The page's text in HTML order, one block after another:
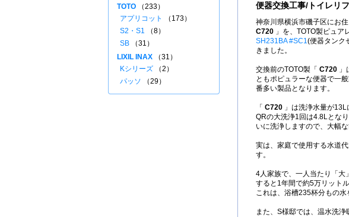
便器交換工事/トイレリ
神奈川県横浜市磯子区にお
C720 」を、TOTO製ピュア
SH231BA #SC1(便器タンク
きました。
交換前のTOTO製「 C720
ともポピュラーな便器で一
番多い製品となります。
「 C720 」は洗浄水量が
QRの大洗浄1回は4.8Lとな
いに洗浄しますので、大幅な
実は、家庭で使用する水道
す。
4人家族で、一人当たり「大
すると1年間で約5万リット
これは、浴槽235杯分もの水
また、S様邸では、温水洗
TOTO （233）
アプリコット
（173）
S2・S1 （8）
SB （31）
LIXIL INAX （31）
Kシリーズ （2）
パッソ （29）